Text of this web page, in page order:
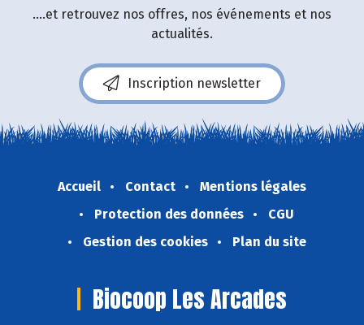
....et retrouvez nos offres, nos événements et nos
actualités.
Inscription newsletter
Accueil Contact
Mentions légales
Protection des données
CGU
Gestion des cookies
Plan du site
Biocoop Les Arcades